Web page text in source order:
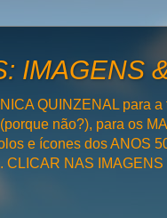
IMAGENS
QUINZENAL para
não?), para os
e ícones dos ANOS
NAS